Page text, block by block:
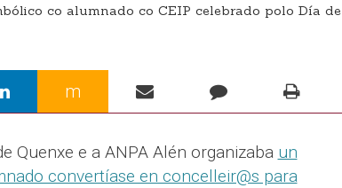
co alumnado co CEIP celebrado polo Día de
m
Quenxe e a ANPA Alén organizaba un
convertíase en concelleir@s para